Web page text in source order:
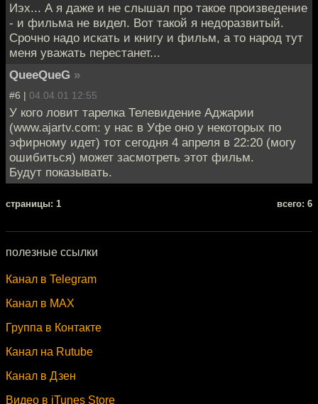
Иэх... А я даже и не слышал про такое произведение
- и фильма не видел. Вот такой я недоразвитый.
Срочно надо искать и книгу и фильм, а то народ тут
меня уважать перестанет...
QueeQueG »
#6 | 04.04.01 12:55
У кого ловит тарелка Телевидение Аджарии
(www.ajartv.com: у нас в Уфе оно у некоторых по
эфирному идет) тот сегодня 4 апреля в 22:20 (могу
ошибиться) может засмотреть этот фильм.
Будут показывать.
cтраницы: 1 всего: 6
полезные ссылки
Канал в Telegram
Канал в MAX
Группа в Контакте
Канал на Rutube
Канал в Дзен
Видео в iTunes Store